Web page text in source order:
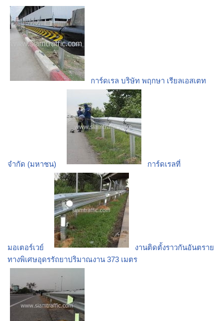
การ์ดเรล บริษัท พฤกษา เรียลเอสเตท
จำกัด (มหาชน) การ์ดเรลที่
มอเตอร์เวย์
งานติดตั้งราวกันอันตราย
ทางพิเศษอุดรรัถยาปริมาณงาน 373 เมตร